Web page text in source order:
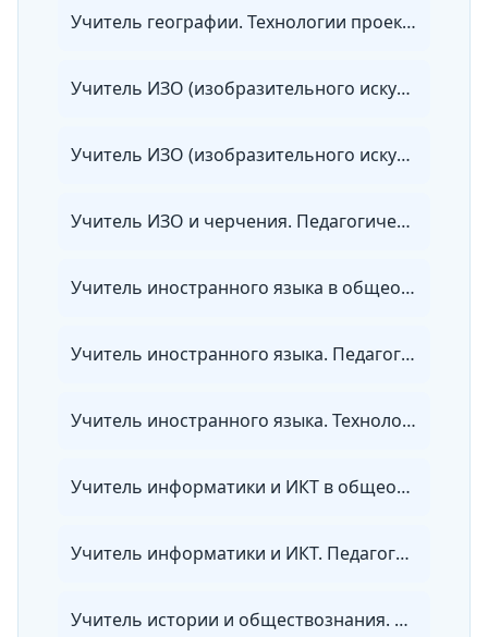
Учитель географии. Технологии проектирования и реализации учебного процесса в основной и средней школе с учетом требований ФГОС
Учитель ИЗО (изобразительного искусства) и МХК (мировой художественной культуры). Педагогическая деятельность по проектированию и реализации образовательного процесса в соответствии с ФГОС
Учитель ИЗО (изобразительного искусства) и труда (технологии). Педагогическая деятельность по проектированию и реализации образовательного процесса в соответствии с ФГОС
Учитель ИЗО и черчения. Педагогическая деятельность по проектированию и реализации образовательного процесса в соответствии с ФГОС
Учитель иностранного языка в общеобразовательных организациях, организациях СПО и в репетиторской деятельности
Учитель иностранного языка. Педагогическая деятельность по проектированию и реализации образовательного процесса в соответствии с ФГОС
Учитель иностранного языка. Технологии проектирования и реализации учебного процесса в начальной, основной и средней школе с учетом требований ФГОС
Учитель информатики и ИКТ в общеобразовательных организациях, организациях СПО и в репетиторской деятельности
Учитель информатики и ИКТ. Педагогическая деятельность по проектированию и реализации образовательного процесса в соответствии с ФГОС
Учитель истории и обществознания. Педагогическая деятельность по проектированию и реализации образовательного процесса в соответствии с ФГОС